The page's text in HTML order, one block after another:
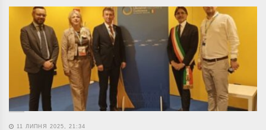
11 ЛИПНЯ 2025, 21:34